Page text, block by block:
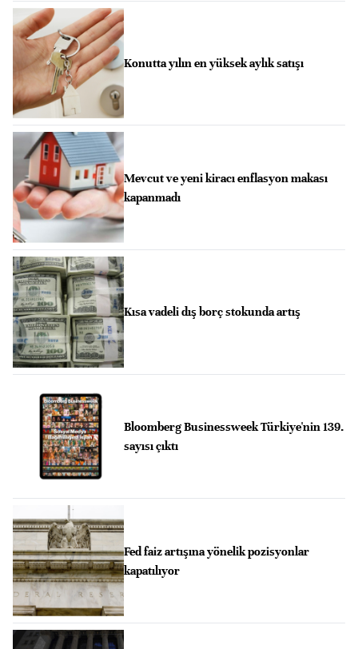
Konutta yılın en yüksek aylık satışı
Mevcut ve yeni kiracı enflasyon makası
kapanmadı
Kısa vadeli dış borç stokunda artış
Bloomberg Businessweek Türkiye'nin 139.
sayısı çıktı
Fed faiz artışına yönelik pozisyonlar
kapatılıyor